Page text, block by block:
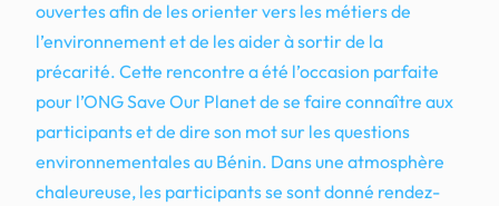
ouvertes afin de les orienter vers les métiers de
l’environnement et de les aider à sortir de la
précarité. Cette rencontre a été l’occasion parfaite
pour l’ONG Save Our Planet de se faire connaître aux
participants et de dire son mot sur les questions
environnementales au Bénin. Dans une atmosphère
chaleureuse, les participants se sont donné rendez-